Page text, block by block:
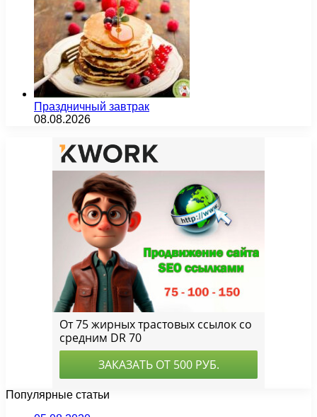
Праздничный завтрак
08.08.2026
Популярные статьи